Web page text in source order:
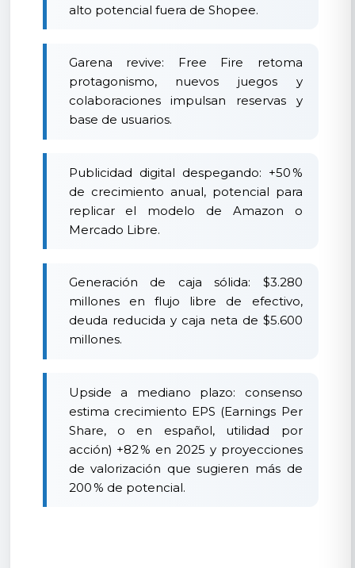
alto potencial fuera de Shopee.
Garena revive: Free Fire retoma
protagonismo, nuevos juegos y
colaboraciones impulsan reservas y
base de usuarios.
Publicidad digital despegando: +50 %
de crecimiento anual, potencial para
replicar el modelo de Amazon o
Mercado Libre.
Generación de caja sólida: $3.280
millones en flujo libre de efectivo,
deuda reducida y caja neta de $5.600
millones.
Upside a mediano plazo: consenso
estima crecimiento EPS (Earnings Per
Share, o en español, utilidad por
acción) +82 % en 2025 y proyecciones
de valorización que sugieren más de
200 % de potencial.